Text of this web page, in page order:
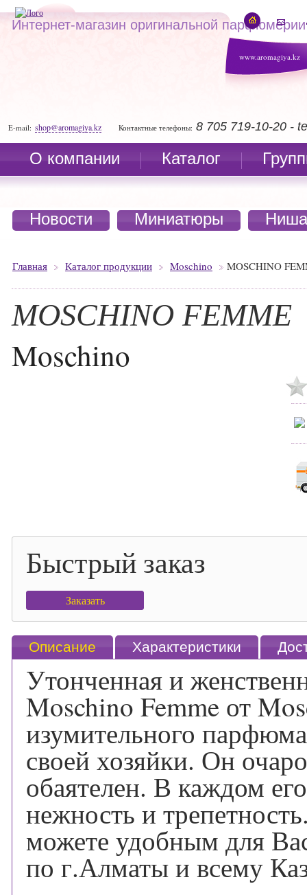
www.aromagiya.kz
Интернет-магазин оригинальной парфюмерии
E-mail: shop@aromagiya.kz Контактные телефоны: 8 705 719-10-20 -
О компании Каталог
Новости Миниатюры
Главная Каталог продукции Moschino MOSCHINO
MOSCHINO FEMME
Moschino
Быстрый заказ
Заказать
Описание Характеристики
Утонченная и
Moschino Femme от
изумительного
своей хозяйки. Он
обаятелен. В каждом
нежность и
можете удобным для
по г.Алматы и всему